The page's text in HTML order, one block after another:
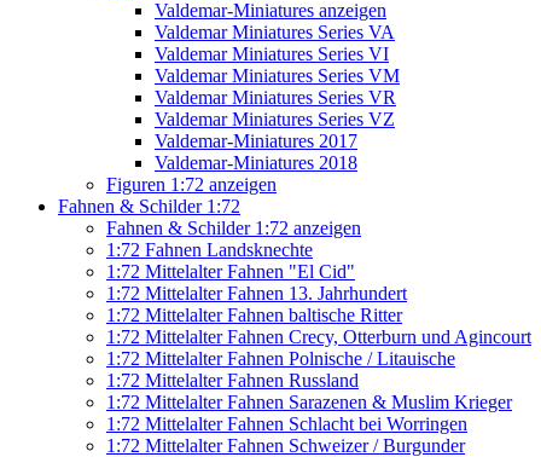
Valdemar-Miniatures anzeigen
Valdemar Miniatures Series VA
Valdemar Miniatures Series VI
Valdemar Miniatures Series VM
Valdemar Miniatures Series VR
Valdemar Miniatures Series VZ
Valdemar-Miniatures 2017
Valdemar-Miniatures 2018
Figuren 1:72 anzeigen
Fahnen & Schilder 1:72
Fahnen & Schilder 1:72 anzeigen
1:72 Fahnen Landsknechte
1:72 Mittelalter Fahnen "El Cid"
1:72 Mittelalter Fahnen 13. Jahrhundert
1:72 Mittelalter Fahnen baltische Ritter
1:72 Mittelalter Fahnen Crecy, Otterburn und Agincourt
1:72 Mittelalter Fahnen Polnische / Litauische
1:72 Mittelalter Fahnen Russland
1:72 Mittelalter Fahnen Sarazenen & Muslim Krieger
1:72 Mittelalter Fahnen Schlacht bei Worringen
1:72 Mittelalter Fahnen Schweizer / Burgunder